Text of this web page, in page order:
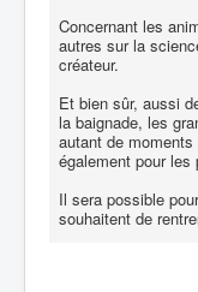
Concernant les
autres sur la
créateur.
Et bien sûr, aussi
la baignade, les
autant de
également pour
Il sera possible
souhaitent de